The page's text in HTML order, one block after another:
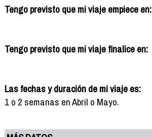
Tengo previsto que mi viaje empiece en:
Tengo previsto que mi viaje finalice en:
Las fechas y duración de mi viaje es:
1 o 2 semanas en Abril o Mayo.